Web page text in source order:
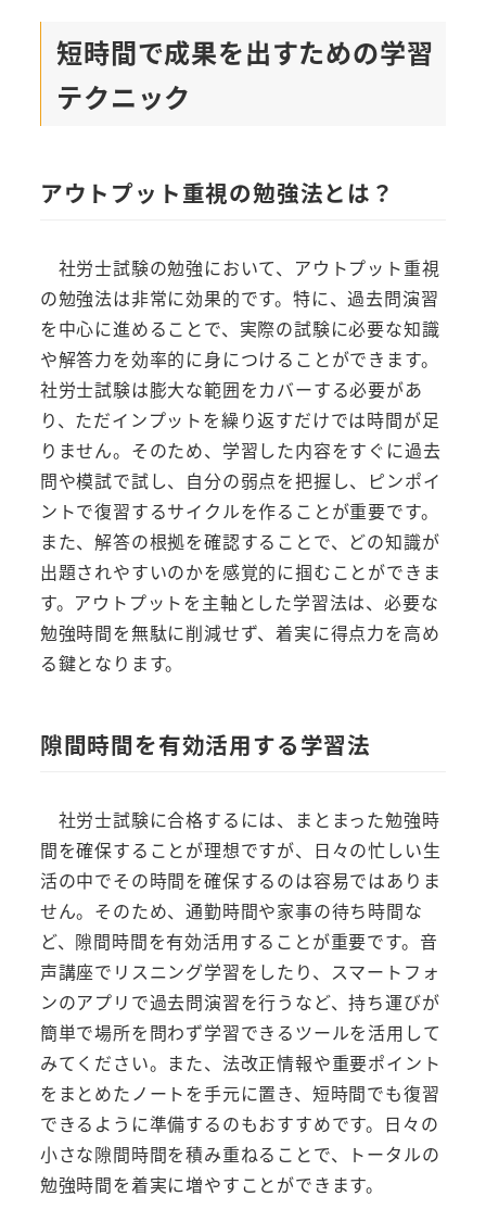
短時間で成果を出すための学習
テクニック
アウトプット重視の勉強法とは？
社労士試験の勉強において、アウトプット重視
の勉強法は非常に効果的です。特に、過去問演習
を中心に進めることで、実際の試験に必要な知識
や解答力を効率的に身につけることができます。
社労士試験は膨大な範囲をカバーする必要があ
り、ただインプットを繰り返すだけでは時間が足
りません。そのため、学習した内容をすぐに過去
問や模試で試し、自分の弱点を把握し、ピンポイ
ントで復習するサイクルを作ることが重要です。
また、解答の根拠を確認することで、どの知識が
出題されやすいのかを感覚的に掴むことができま
す。アウトプットを主軸とした学習法は、必要な
勉強時間を無駄に削減せず、着実に得点力を高め
る鍵となります。
隙間時間を有効活用する学習法
社労士試験に合格するには、まとまった勉強時
間を確保することが理想ですが、日々の忙しい生
活の中でその時間を確保するのは容易ではありま
せん。そのため、通勤時間や家事の待ち時間な
ど、隙間時間を有効活用することが重要です。音
声講座でリスニング学習をしたり、スマートフォ
ンのアプリで過去問演習を行うなど、持ち運びが
簡単で場所を問わず学習できるツールを活用して
みてください。また、法改正情報や重要ポイント
をまとめたノートを手元に置き、短時間でも復習
できるように準備するのもおすすめです。日々の
小さな隙間時間を積み重ねることで、トータルの
勉強時間を着実に増やすことができます。